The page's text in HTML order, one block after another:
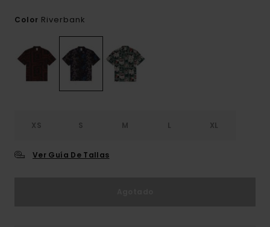
Color Riverbank
XS S M L XL
Ver Guía De Tallas